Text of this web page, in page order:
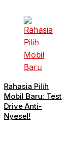
Rahasia Pilih
Mobil Baru: Test
Drive Anti-
Nyesel!